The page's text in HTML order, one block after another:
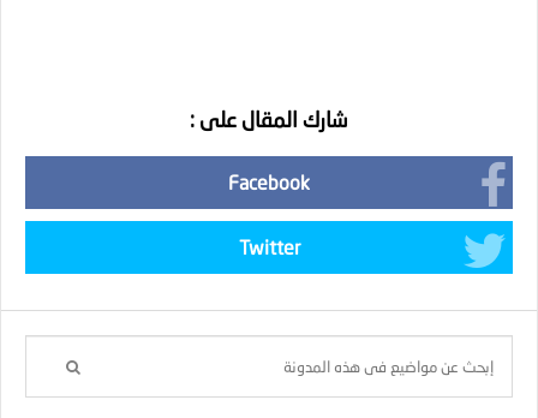
شارك المقال على :
Facebook
Twitter